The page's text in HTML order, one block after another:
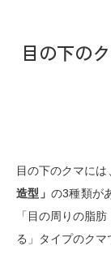
目の下の
目の下のクマに
造型」 の3種類が
「目の周りの脂
る」タイプのクマ